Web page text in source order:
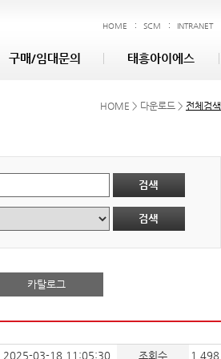
HOME SCM INTRANET
구매/임대문의 태흥아이에스
HOME > 다운로드 > 전체검색
카탈로그
2025-03-18 11:05:30 조회수
1,498